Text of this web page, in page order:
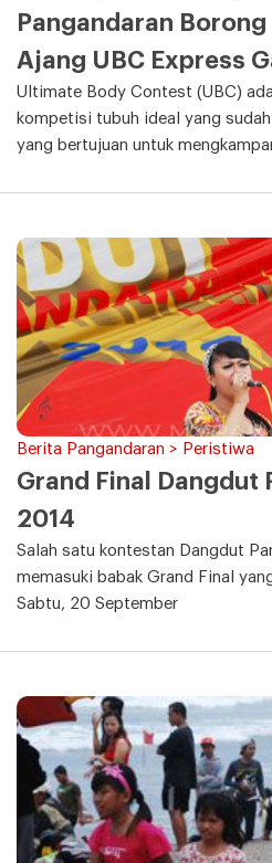
Pangandaran
Ajang UBC Express
Ultimate Body Contest (UBC)
kompetisi tubuh ideal yang
yang bertujuan untuk
Berita Pangandaran > Peristiwa
Grand Final Dangdut
2014
Salah satu kontestan Dangdut
memasuki babak Grand Final
Sabtu, 20 September